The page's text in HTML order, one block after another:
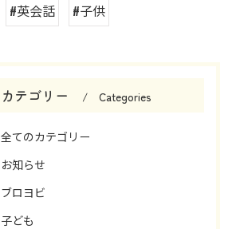
#英会話 #子供
カテゴリー Categories
全てのカテゴリー
お知らせ
ブロヨビ
子ども